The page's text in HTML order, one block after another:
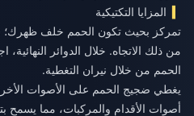
المزايا التكتيكية
تمركز بحيث تكون الحمم خلف ظهرك؛
من ذلك الاتجاه. خلال الدوائر
الحمم من خلال نيران التغطية.
يغطي ضجيج الحمم على الأصوات
أصوات الأقدام والمركبات، مما يسمح